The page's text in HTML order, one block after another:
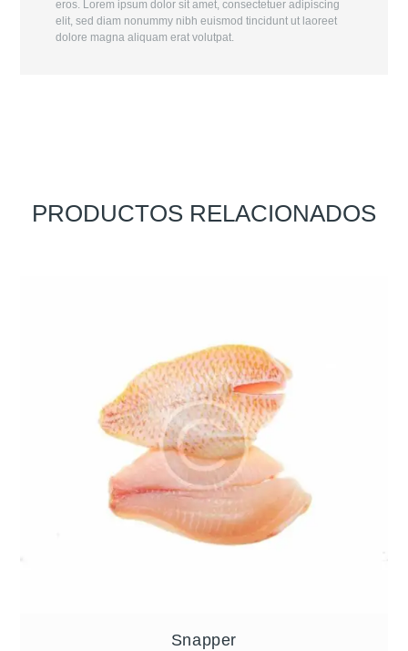
eros. Lorem ipsum dolor sit amet, consectetuer adipiscing
elit, sed diam nonummy nibh euismod tincidunt ut laoreet
dolore magna aliquam erat volutpat.
PRODUCTOS RELACIONADOS
Snapper